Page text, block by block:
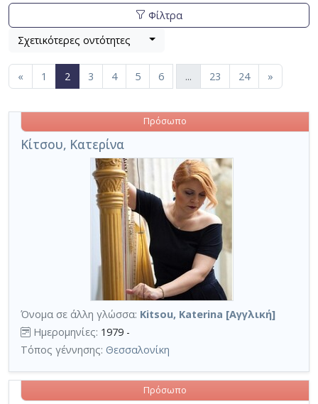
Φίλτρα
Βρέθηκαν699αποτελέσματα , σύνολο σελίδων 24.
Περιορισμός αποτελεσμάτων με τη χρήση επιπλέον
Λίστα μετα τα αποτελέσματα αναζήτησης:
Σχετικότερες οντότητες
« 1 2 (current)
3 4 5 6 ... 23 24 »
Κίτσου, Κατερίνα
Πρόσωπο
Όνομα σε άλλη γλώσσα: Kitsou, Katerina [Αγγλική]
Ημερομηνίες: 1979 -
Τόπος γέννησης: Θεσσαλονίκη
Πρόσωπο